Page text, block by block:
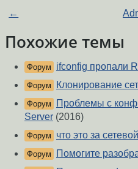
←
Похожие темы
Форум ifconfig пропали
Форум Клонирование
Форум
Проблемы с
Server (2016)
Форум что это за
Форум Помогите